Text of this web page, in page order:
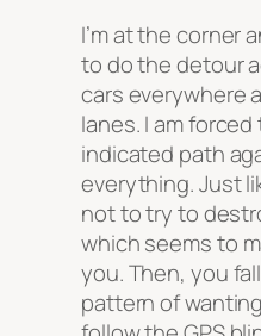
I’m at the corner
to do the detour
cars everywhere
lanes. I am
indicated path
everything. Just
not to try to
which seems to
you. Then, you
pattern of